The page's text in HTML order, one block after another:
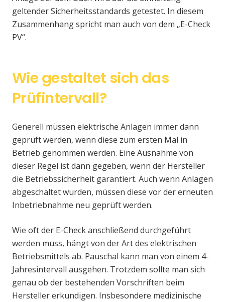
geltender Sicherheitsstandards getestet. In diesem
Zusammenhang spricht man auch von dem „E-Check
PV“.
Wie gestaltet sich das
Prüfintervall?
Generell müssen elektrische Anlagen immer dann
geprüft werden, wenn diese zum ersten Mal in
Betrieb genommen werden. Eine Ausnahme von
dieser Regel ist dann gegeben, wenn der Hersteller
die Betriebssicherheit garantiert. Auch wenn Anlagen
abgeschaltet wurden, müssen diese vor der erneuten
Inbetriebnahme neu geprüft werden.
Wie oft der E-Check anschließend durchgeführt
werden muss, hängt von der Art des elektrischen
Betriebsmittels ab. Pauschal kann man von einem 4-
Jahresintervall ausgehen. Trotzdem sollte man sich
genau ob der bestehenden Vorschriften beim
Hersteller erkundigen. Insbesondere medizinische